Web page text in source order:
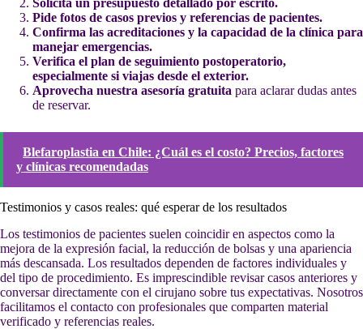
Solicita un presupuesto detallado por escrito.
Pide fotos de casos previos y referencias de pacientes.
Confirma las acreditaciones y la capacidad de la clínica para
manejar emergencias.
Verifica el plan de seguimiento postoperatorio,
especialmente si viajas desde el exterior.
Aprovecha nuestra asesoría gratuita para aclarar dudas antes
de reservar.
Blefaroplastia en Chile: ¿Cuál es el costo? Precios, factores
y clínicas recomendadas
Testimonios y casos reales: qué esperar de los resultados
Los testimonios de pacientes suelen coincidir en aspectos como la
mejora de la expresión facial, la reducción de bolsas y una apariencia
más descansada. Los resultados dependen de factores individuales y
del tipo de procedimiento. Es imprescindible revisar casos anteriores y
conversar directamente con el cirujano sobre tus expectativas. Nosotros
facilitamos el contacto con profesionales que comparten material
verificado y referencias reales.